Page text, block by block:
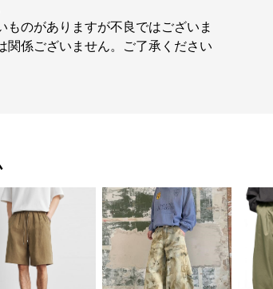
のがありますが不良ではございま
関係ございません。ご了承ください